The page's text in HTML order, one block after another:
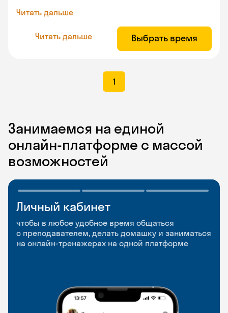
Читать дальше
Читать дальше Выбрать время
1
Занимаемся на единой
онлайн-платформе с массой
возможностей
Личный кабинет
чтобы в любое удобное время общаться
с преподавателем, делать домашку и заниматься
на онлайн-тренажерах на одной платформе
Мобильное
приложение
чтобы заниматься и изучать новые слова где
и когда удобно
Разговорные клубы
и Talks
Групповые занятия для разговорной практики
и индивидуальные встречи с преподавателями